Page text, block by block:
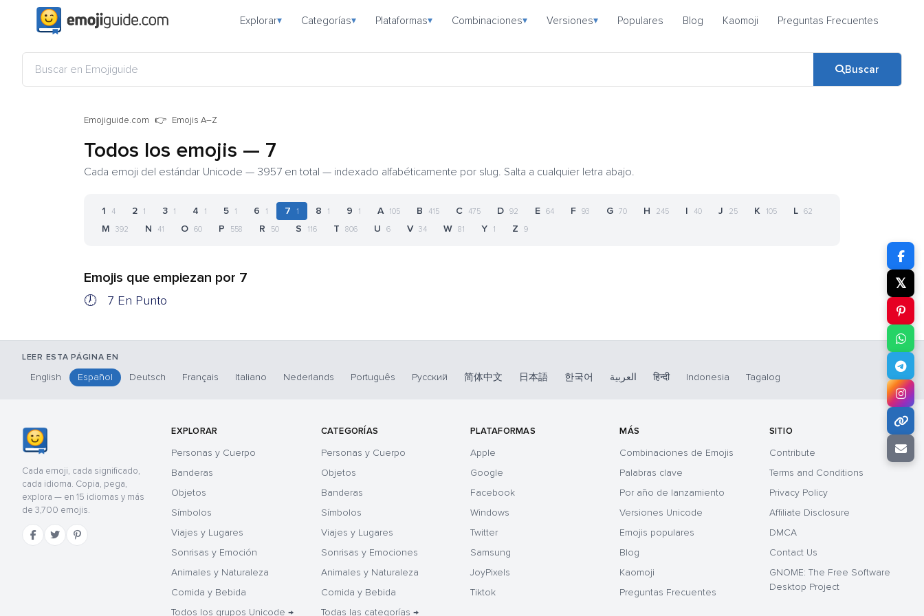
Explorar▾ Categorías▾ Plataformas▾ Combinaciones▾ Versiones▾ Populares Blog Kaomoji Preguntas Frecuentes
Buscar
Emojiguide.com Emojis A–Z
Todos los emojis — 7
Cada emoji del estándar Unicode — 3957 en total — indexado alfabéticamente por slug. Salta a cualquier letra abajo.
1 4 2 1 3 1 4 1 5 1 6 1 7 1 8 1 9 1 A 105 B 415 C 475 D 92 E 64 F 93 G 70 H 245 I 40 J 25 K 105 L 62
M 392 N 41 O 60 P 558 R 50 S 116 T 806 U 6 V 34 W 81 Y 1 Z 9
Emojis que empiezan por 7
🕖 7 En Punto
𝕏
LEER ESTA PÁGINA EN
English Español Deutsch Français Italiano Nederlands Português Русский 简体中文 日本語 한국어 العربية हिन्दी Indonesia Tagalog
Cada emoji, cada significado,
cada idioma. Copia, pega,
explora — en 15 idiomas y más
de 3,700 emojis.
EXPLORAR
Personas y Cuerpo
Banderas
Objetos
Símbolos
Viajes y Lugares
Sonrisas y Emoción
Animales y Naturaleza
Comida y Bebida
Todos los grupos Unicode →
CATEGORÍAS
Personas y Cuerpo
Objetos
Banderas
Símbolos
Viajes y Lugares
Sonrisas y Emociones
Animales y Naturaleza
Comida y Bebida
Todas las categorías →
PLATAFORMAS
Apple
Google
Facebook
Windows
Twitter
Samsung
JoyPixels
Tiktok
MÁS
Combinaciones de Emojis
Palabras clave
Por año de lanzamiento
Versiones Unicode
Emojis populares
Blog
Kaomoji
Preguntas Frecuentes
SITIO
Contribute
Terms and Conditions
Privacy Policy
Affiliate Disclosure
DMCA
Contact Us
GNOME: The Free Software
Desktop Project